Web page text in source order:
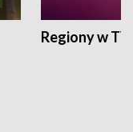
Regiony w